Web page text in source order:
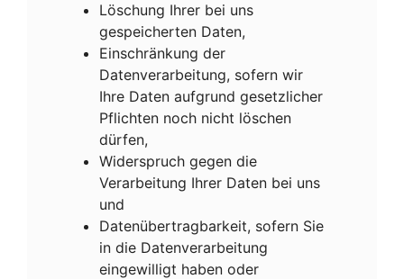
Löschung Ihrer bei uns
gespeicherten Daten,
Einschränkung der
Datenverarbeitung, sofern wir
Ihre Daten aufgrund gesetzlicher
Pflichten noch nicht löschen
dürfen,
Widerspruch gegen die
Verarbeitung Ihrer Daten bei uns
und
Datenübertragbarkeit, sofern Sie
in die Datenverarbeitung
eingewilligt haben oder